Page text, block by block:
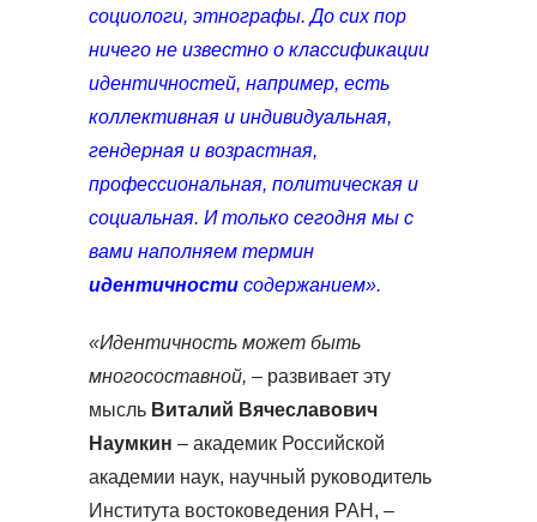
социологи, этнографы. До сих пор
ничего не известно о классификации
идентичностей, например, есть
коллективная и индивидуальная,
гендерная и возрастная,
профессиональная, политическая и
социальная. И только сегодня мы с
вами наполняем термин
идентичности содержанием».
«Идентичность может быть
многосоставной, – развивает эту
мысль Виталий Вячеславович
Наумкин – академик Российской
академии наук, научный руководитель
Института востоковедения РАН, –